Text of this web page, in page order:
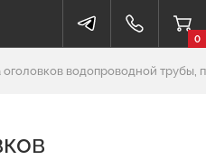
0
оголовков водопроводной трубы,